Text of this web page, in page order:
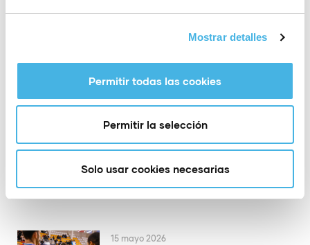
Mostrar detalles
Permitir todas las cookies
Permitir la selección
Solo usar cookies necesarias
Valencia volverá a acoger
la Copa del Rey de
voleibol
El PAS Alcoy rinde
homenaje a dos de sus
héroes de Europa
15 mayo 2026